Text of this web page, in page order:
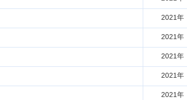
2021年
2021年
2021年
2021年
2021年